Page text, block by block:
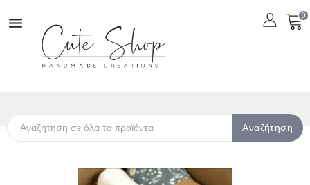
 0
Αναζήτηση